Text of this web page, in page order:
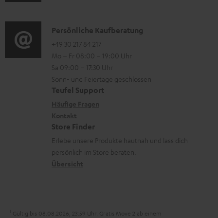
a
d
e
n
e
n
z
u
m
e
r
s
t
i
o
n
e
u
r
i
o
-
L
e
k
o
K
o
n
t
a
d
a
Persönliche Kaufberatung
+49 30 217 84 217
Mo – Fr 08:00 – 19:00 Uhr
Sa 09:00 – 17:30 Uhr
Sonn- und Feiertage geschlossen
Teufel Support
Store Finder
Erlebe unsere Produkte hautnah und lass dich
persönlich im Store beraten.
1 Gültig bis 08.08.2026, 23:59 Uhr. Gratis Move 2 ab einem